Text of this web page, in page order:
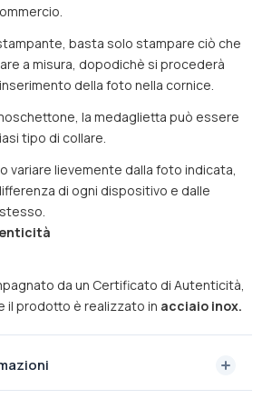
basta solo stampare ciò che
a misura, dopodichè si procederà
della foto nella cornice.
la medaglietta può essere
tipo di collare.
variare lievemente dalla foto indicata,
di ogni dispositivo e dalle
da un Certificato di Autenticità,
il prodotto è realizzato in acciaio inox.